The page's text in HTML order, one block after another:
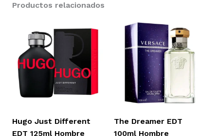
Productos relacionados
Hugo Just Different
EDT 125ml Hombre
The Dreamer EDT
100ml Hombre